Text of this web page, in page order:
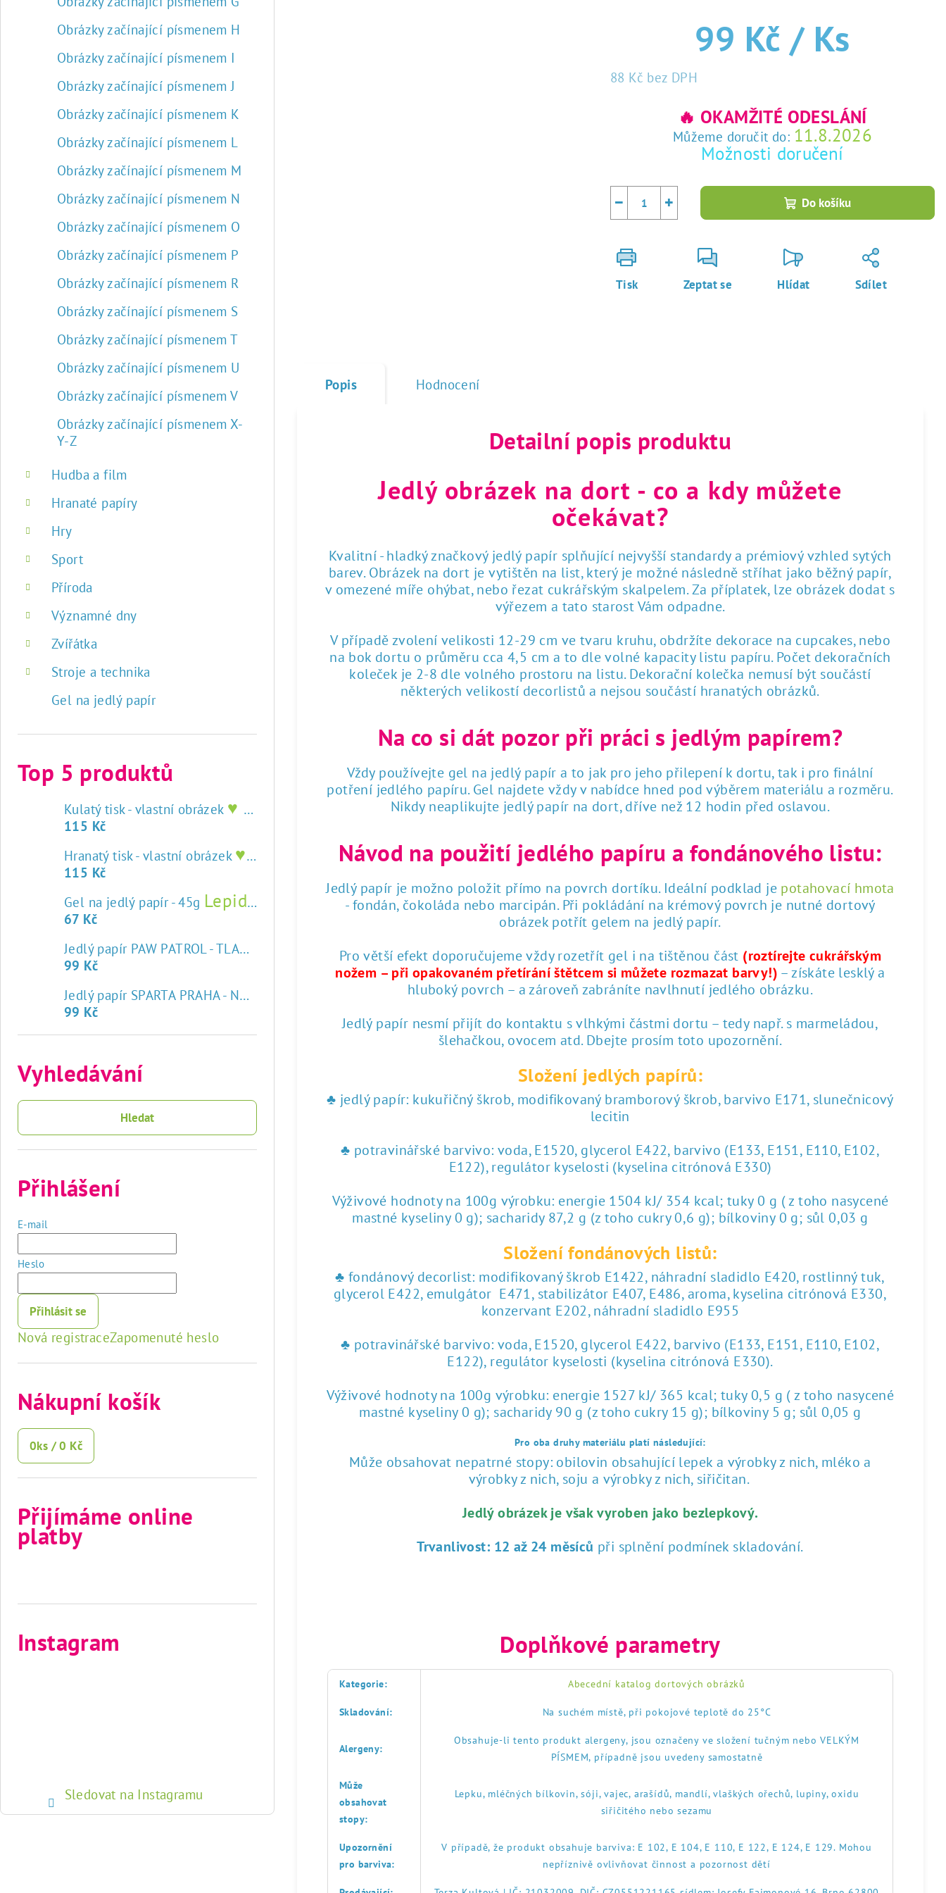
Obrázky začínající písmenem H
Obrázky začínající písmenem I
Obrázky začínající písmenem J
Obrázky začínající písmenem K
Obrázky začínající písmenem L
Obrázky začínající písmenem M
Obrázky začínající písmenem N
Obrázky začínající písmenem O
Obrázky začínající písmenem P
Obrázky začínající písmenem R
Obrázky začínající písmenem S
Obrázky začínající písmenem T
Obrázky začínající písmenem U
Obrázky začínající písmenem V
Obrázky začínající písmenem X-
Y-Z
Hudba a film
Hranaté papíry
Hry
Sport
Příroda
Významné dny
Zvířátka
Stroje a technika
Gel na jedlý papír
Top 5 produktů
Kulatý tisk - vlastní obrázek ♥ tisk na jedlý papír
115 Kč
Hranatý tisk - vlastní obrázek ♥ tisk na jedlý papír
115 Kč
Gel na jedlý papír - 45g Lepidlo na jedlý papír
67 Kč
Jedlý papír PAW PATROL - TLAPKOVÁ PATROLA
♥ tisk na jedlý papír
99 Kč
Jedlý papír SPARTA PRAHA - NOVÝ ZNAK
♥ tisk na jedlý papír
99 Kč
Vyhledávání
Hledat
Přihlášení
E-mail
Heslo
Přihlásit se
Nová registraceZapomenuté heslo
Nákupní košík
0ks /0 Kč
Přijímáme online
platby
Instagram
Sledovat na Instagramu
99 Kč / Ks
88 Kč bez DPH
🔥 OKAMŽITÉ ODESLÁNÍ
Můžeme doručit do: 11.8.2026
Možnosti doručení
+
− Do košíku
Tisk Zeptat se Hlídat Sdílet
Popis Hodnocení
Detailní popis produktu
Jedlý obrázek na dort - co a kdy můžete
očekávat?
Kvalitní - hladký značkový jedlý papír splňující nejvyšší standardy a prémiový vzhled sytých
barev. Obrázek na dort je vytištěn na list, který je možné následně stříhat jako běžný papír,
v omezené míře ohýbat, nebo řezat cukrářským skalpelem. Za příplatek, lze obrázek dodat s
výřezem a tato starost Vám odpadne.
V případě zvolení velikosti 12-29 cm ve tvaru kruhu, obdržíte dekorace na cupcakes, nebo
na bok dortu o průměru cca 4,5 cm a to dle volné kapacity listu papíru. Počet dekoračních
koleček je 2-8 dle volného prostoru na listu. Dekorační kolečka nemusí být součástí
některých velikostí decorlistů a nejsou součástí hranatých obrázků.
Na co si dát pozor při práci s jedlým papírem?
Vždy používejte gel na jedlý papír a to jak pro jeho přilepení k dortu, tak i pro finální
potření jedlého papíru. Gel najdete vždy v nabídce hned pod výběrem materiálu a rozměru.
Nikdy neaplikujte jedlý papír na dort, dříve než 12 hodin před oslavou.
Návod na použití jedlého papíru a fondánového listu:
Jedlý papír je možno položit přímo na povrch dortíku. Ideální podklad je potahovací hmota
- fondán, čokoláda nebo marcipán. Při pokládání na krémový povrch je nutné dortový
obrázek potřít gelem na jedlý papír.
Pro větší efekt doporučujeme vždy rozetřít gel i na tištěnou část (roztírejte cukrářským
nožem – při opakovaném přetírání štětcem si můžete rozmazat barvy!) – získáte lesklý a
hluboký povrch – a zároveň zabráníte navlhnutí jedlého obrázku.
Jedlý papír nesmí přijít do kontaktu s vlhkými částmi dortu – tedy např. s marmeládou,
šlehačkou, ovocem atd. Dbejte prosím toto upozornění.
Složení jedlých papírů:
♣ jedlý papír: kukuřičný škrob, modifikovaný bramborový škrob, barvivo E171, slunečnicový
lecitin
♣ potravinářské barvivo: voda, E1520, glycerol E422, barvivo (E133, E151, E110, E102,
E122), regulátor kyselosti (kyselina citrónová E330)
Výživové hodnoty na 100g výrobku: energie 1504 kJ/ 354 kcal; tuky 0 g ( z toho nasycené
mastné kyseliny 0 g); sacharidy 87,2 g (z toho cukry 0,6 g); bílkoviny 0 g; sůl 0,03 g
Složení fondánových listů:
♣ fondánový decorlist: modifikovaný škrob E1422, náhradní sladidlo E420, rostlinný tuk,
glycerol E422, emulgátor E471, stabilizátor E407, E486, aroma, kyselina citrónová E330,
konzervant E202, náhradní sladidlo E955
♣ potravinářské barvivo: voda, E1520, glycerol E422, barvivo (E133, E151, E110, E102,
E122), regulátor kyselosti (kyselina citrónová E330).
Výživové hodnoty na 100g výrobku: energie 1527 kJ/ 365 kcal; tuky 0,5 g ( z toho nasycené
mastné kyseliny 0 g); sacharidy 90 g (z toho cukry 15 g); bílkoviny 5 g; sůl 0,05 g
Pro oba druhy materiálu platí následující:
Může obsahovat nepatrné stopy: obilovin obsahující lepek a výrobky z nich, mléko a
výrobky z nich, soju a výrobky z nich, siřičitan.
Jedlý obrázek je však vyroben jako bezlepkový.
Trvanlivost: 12 až 24 měsíců při splnění podmínek skladování.
Doplňkové parametry
Kategorie: Abecední katalog dortových obrázků
Skladování: Na suchém místě, při pokojové teplotě do 25°C
Alergeny:
Obsahuje-li tento produkt alergeny, jsou označeny ve složení tučným nebo VELKÝM
PÍSMEM, případně jsou uvedeny samostatně
Může
obsahovat
stopy:
Lepku, mléčných bílkovin, sóji, vajec, arašídů, mandlí, vlaškých ořechů, lupiny, oxidu
siřičitého nebo sezamu
Upozornění
pro barviva:
V případě, že produkt obsahuje barviva: E 102, E 104, E 110, E 122, E 124, E 129. Mohou
nepříznivě ovlivňovat činnost a pozornost dětí